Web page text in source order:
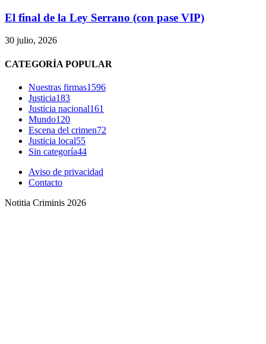
El final de la Ley Serrano (con pase VIP)
30 julio, 2026
CATEGORÍA POPULAR
Nuestras firmas1596
Justicia183
Justicia nacional161
Mundo120
Escena del crimen72
Justicia local55
Sin categoría44
Aviso de privacidad
Contacto
Notitia Criminis 2026